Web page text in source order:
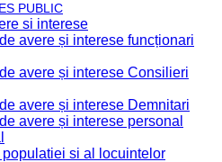
PUBLIC
si interese
avere și interese funcționari
avere și interese Consilieri
avere și interese Demnitari
avere și interese personal
si al locuintelor